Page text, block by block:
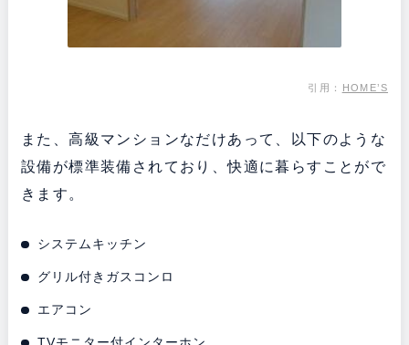
引用： HOME’S
また、高級マンションなだけあって、以下のような
設備が標準装備されており、快適に暮らすことがで
きます。
システムキッチン
グリル付きガスコンロ
エアコン
TVモニター付インターホン